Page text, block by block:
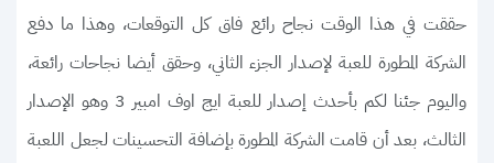
حققت في هذا الوقت نجاح رائع فاق كل التوقعات، وهذا ما دفع
الشركة المطورة للعبة لإصدار الجزء الثاني، وحقق أيضا نجاحات رائعة،
واليوم جئنا لكم بأحدث إصدار للعبة ايج اوف امبير 3 وهو الإصدار
الثالث، بعد أن قامت الشركة المطورة بإضافة التحسينات لجعل اللعبة